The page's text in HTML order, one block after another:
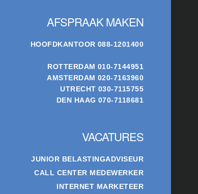
AFSPRAAK MAKEN
HOOFDKANTOOR 088-1201400
ROTTERDAM 010-7144951
AMSTERDAM 020-7163960
UTRECHT 030-7115755
DEN HAAG 070-7118681
VACATURES
JUNIOR BELASTINGADVISEUR
CALL CENTER MEDEWERKER
INTERNET MARKETEER